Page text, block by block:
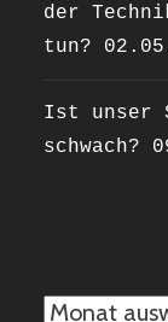
der
tun?
Ist unser
schwach?